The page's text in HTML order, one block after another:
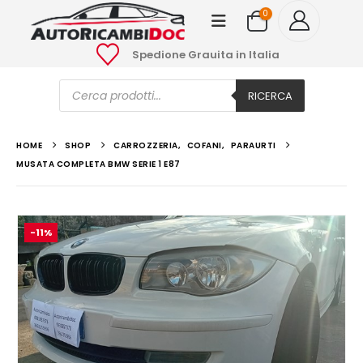
0
Spedione Grauita in Italia
Ricerca
prodotti RICERCA
HOME SHOP CARROZZERIA, COFANI, PARAURTI
MUSATA COMPLETA BMW SERIE 1 E87
-11%